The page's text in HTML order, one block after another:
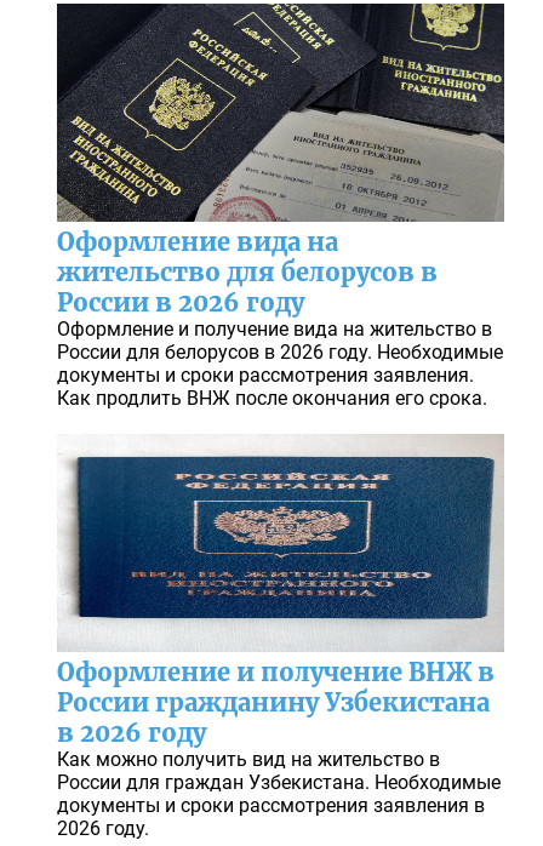
Оформление вида на
жительство для белорусов в
России в 2026 году
Оформление и получение вида на жительство в
России для белорусов в 2026 году. Необходимые
документы и сроки рассмотрения заявления.
Как продлить ВНЖ после окончания его срока.
Оформление и получение ВНЖ в
России гражданину Узбекистана
в 2026 году
Как можно получить вид на жительство в
России для граждан Узбекистана. Необходимые
документы и сроки рассмотрения заявления в
2026 году.